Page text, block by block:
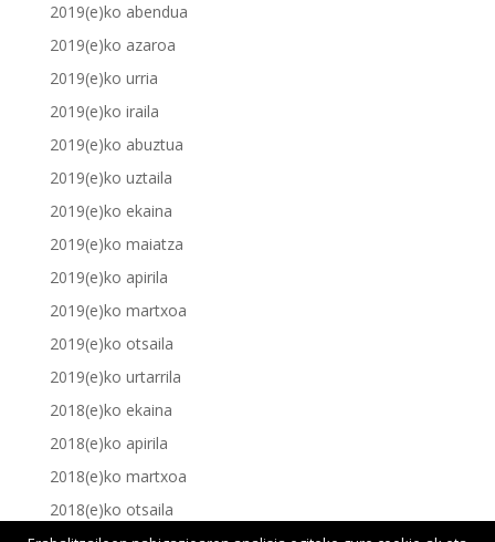
2019(e)ko abendua
2019(e)ko azaroa
2019(e)ko urria
2019(e)ko iraila
2019(e)ko abuztua
2019(e)ko uztaila
2019(e)ko ekaina
2019(e)ko maiatza
2019(e)ko apirila
2019(e)ko martxoa
2019(e)ko otsaila
2019(e)ko urtarrila
2018(e)ko ekaina
2018(e)ko apirila
2018(e)ko martxoa
2018(e)ko otsaila